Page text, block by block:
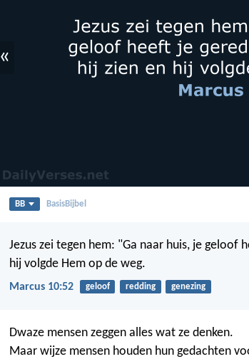
«
BB BasisBijbel
Jezus zei tegen hem: "Ga naar huis, je geloof
hij volgde Hem op de weg.
Marcus 10:52 geloof redding genezing
Dwaze mensen zeggen alles wat ze denken.
Maar wijze mensen houden hun gedachten